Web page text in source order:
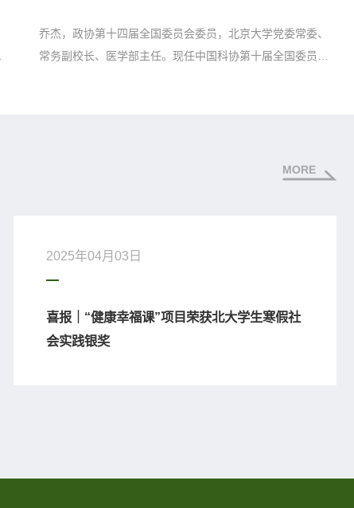
乔杰，政协第十四届全国委员会委员，北京大学党委常委、
常务副校长、医学部主任。现任中国科协第十届全国委员会
育力保护保存、人类配子及胚胎发育机制、防治遗传性出生
MORE
2025年04月03日
喜报｜“健康幸福课”项目荣获北大学生寒假社
会实践银奖